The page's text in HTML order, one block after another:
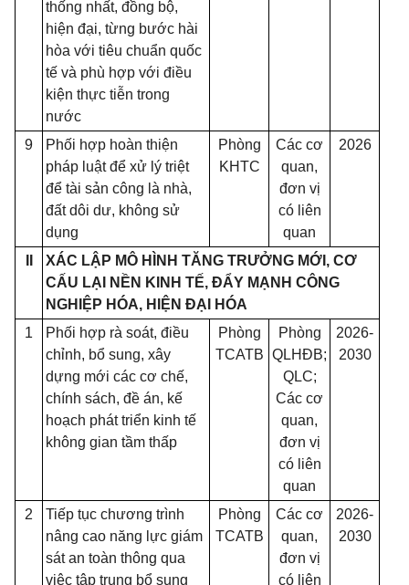
thống nhất, đồng bộ,
hiện đại, từng bước hài
hòa với tiêu chuẩn quốc
tế và phù hợp với điều
kiện thực tiễn trong
nước
9
Phối hợp hoàn thiện
pháp luật để xử lý triệt
để tài sản công là nhà,
đất dôi dư, không sử
dụng
Phòng
KHTC
Các cơ
quan,
đơn vị
có liên
quan
2026
XÁC LẬP MÔ HÌNH TĂNG TRƯỞNG MỚI, CƠ
CẤU LẠI NỀN KINH TẾ, ĐẨY MẠNH CÔNG
NGHIỆP HÓA, HIỆN ĐẠI HÓA
1
Phối hợp rà soát, điều
chỉnh, bổ sung, xây
dựng mới các cơ chế,
chính sách, đề án, kế
hoạch phát triển kinh tế
không gian tầm thấp
Phòng
TCATB
Phòng
QLHĐB;
QLC;
Các cơ
quan,
đơn vị
có liên
quan
2026-
2030
2
Tiếp tục chương trình
nâng cao năng lực giám
sát an toàn thông qua
việc tập trung bổ sung
Phòng
TCATB
Các cơ
quan,
đơn vị
có liên
2026-
2030